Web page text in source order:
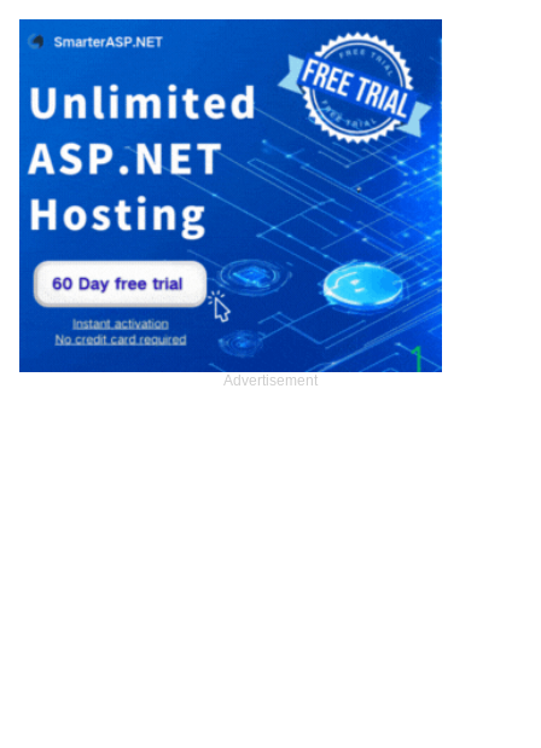
Advertisement